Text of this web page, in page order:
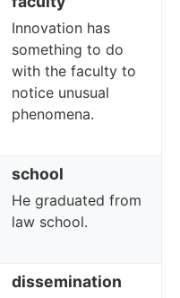
Innovation has
something to do
with the faculty to
notice unusual
phenomena.
school
He graduated from
law school.
dissemination